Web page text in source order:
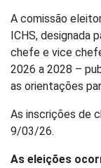
A comissão
ICHS, designada
chefe e vice
2026 a 2028 –
as orientações
As inscrições de
9/03/26.
As eleições